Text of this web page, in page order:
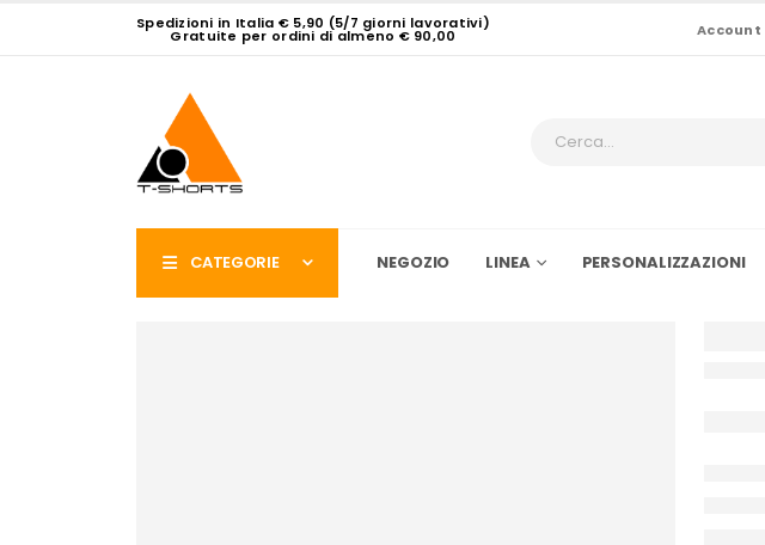
Spedizioni in Italia € 5,90 (5/7 giorni lavorativi)
Gratuite per ordini di almeno € 90,00 Account
CATEGORIE NEGOZIO LINEA PERSONALIZZAZIONI